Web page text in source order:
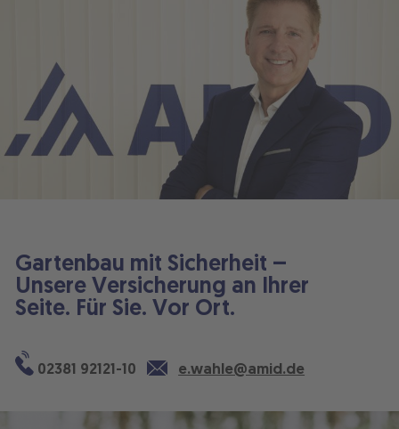
Gartenbau mit Sicherheit –
Unsere Versicherung an Ihrer
Seite. Für Sie. Vor Ort.
02381 92121-10 e.wahle@amid.de